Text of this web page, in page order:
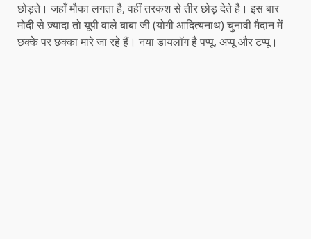
छोड़ते। जहाँ मौका लगता है, वहीं तरकश से तीर छोड़ देते है। इस बार
मोदी से ज़्यादा तो यूपी वाले बाबा जी (योगी आदित्यनाथ) चुनावी मैदान में
छक्के पर छक्का मारे जा रहे हैं। नया डायलॉग है पप्पू, अप्पू और टप्पू।